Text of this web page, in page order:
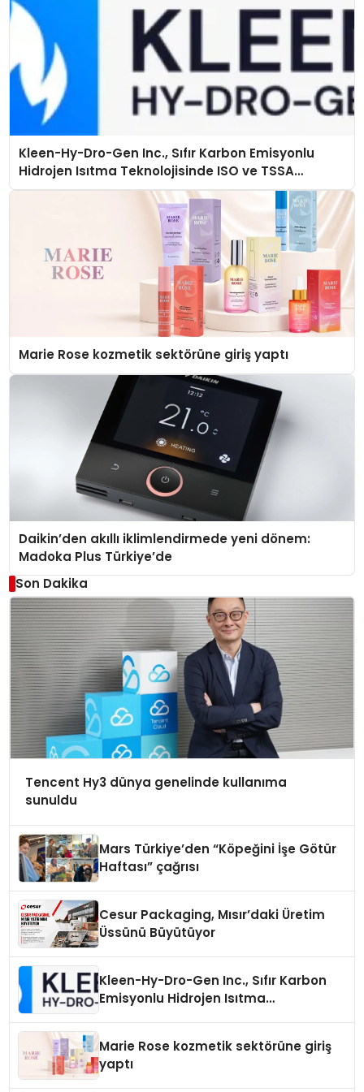
Kleen-Hy-Dro-Gen Inc., Sıfır Karbon Emisyonlu
Hidrojen Isıtma Teknolojisinde ISO ve TSSA
Düzenleyici Onaylarını Aldı
Marie Rose kozmetik sektörüne giriş yaptı
Daikin’den akıllı iklimlendirmede yeni dönem:
Madoka Plus Türkiye’de
Son Dakika
Tencent Hy3 dünya genelinde kullanıma
sunuldu
Mars Türkiye’den “Köpeğini İşe Götür
Haftası” çağrısı
Cesur Packaging, Mısır’daki Üretim
Üssünü Büyütüyor
Kleen-Hy-Dro-Gen Inc., Sıfır Karbon
Emisyonlu Hidrojen Isıtma
Marie Rose kozmetik sektörüne giriş
yaptı